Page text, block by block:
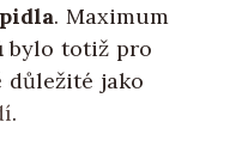
. Maximum
bylo totiž pro
důležité jako
.